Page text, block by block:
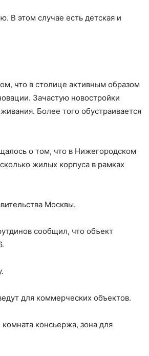
В этом случае есть детская и
что в столице активным образом
Зачастую новостройки
Более того обустраивается
о том, что в Нижегородском
жилых корпуса в рамках
Москвы.
сообщил, что объект
для коммерческих объектов.
консьержа, зона для